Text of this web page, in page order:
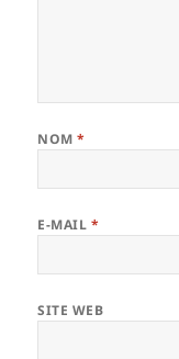
NOM*
E-MAIL *
SITE WEB